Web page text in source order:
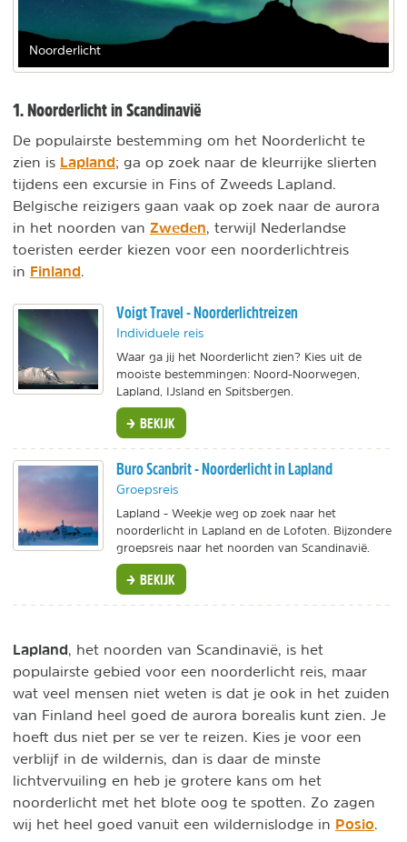
Noorderlicht
1. Noorderlicht in Scandinavië
De populairste bestemming om het Noorderlicht te
zien is Lapland; ga op zoek naar de kleurrijke slierten
tijdens een excursie in Fins of Zweeds Lapland.
Belgische reizigers gaan vaak op zoek naar de aurora
in het noorden van Zweden , terwijl Nederlandse
toeristen eerder kiezen voor een noorderlichtreis
in Finland
Voigt Travel - Noorderlichtreizen
Individuele reis
Waar ga jij het Noorderlicht zien? Kies uit de
mooiste bestemmingen: Noord-Noorwegen,
Lapland, IJsland en Spitsbergen.
BEKIJK
Buro Scanbrit - Noorderlicht in Lapland
Groepsreis
Lapland - Weekje weg op zoek naar het
noorderlicht in Lapland en de Lofoten. Bijzondere
groepsreis naar het noorden van Scandinavië.
BEKIJK
Lapland, het noorden van Scandinavië, is het
populairste gebied voor een noorderlicht reis, maar
wat veel mensen niet weten is dat je ook in het zuiden
van Finland heel goed de aurora borealis kunt zien. Je
hoeft dus niet per se ver te reizen. Kies je voor een
verblijf in de wildernis, dan is daar de minste
lichtvervuiling en heb je grotere kans om het
noorderlicht met het blote oog te spotten. Zo zagen
wij het heel goed vanuit een wildernislodge in Posio.